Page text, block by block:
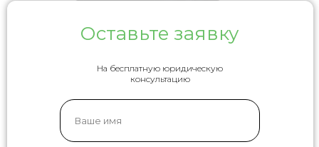
Оставьте заявку
На бесплатную юридическую
консультацию